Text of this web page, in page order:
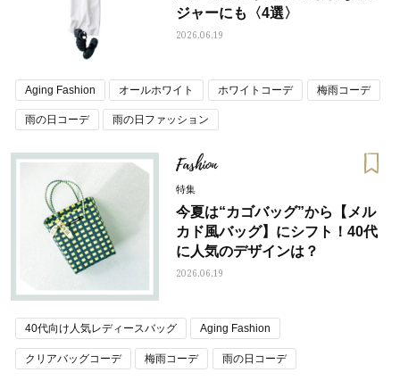
ジャーにも〈4選〉
2026.06.19
Aging Fashion オールホワイト ホワイトコーデ 梅雨コーデ
雨の日コーデ 雨の日ファッション
Fashion
特集
今夏は“カゴバッグ”から【メル
カド風バッグ】にシフト！40代
に人気のデザインは？
2026.06.19
40代向け人気レディースバッグ Aging Fashion
クリアバッグコーデ 梅雨コーデ 雨の日コーデ